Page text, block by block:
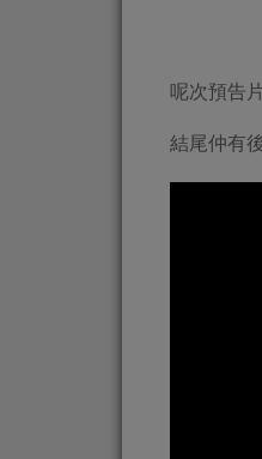
呢次預告
結尾仲有